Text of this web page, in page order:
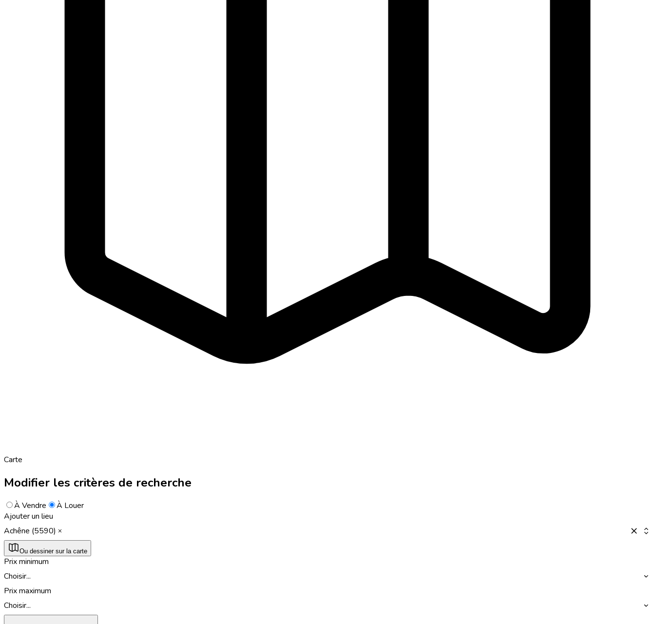
Carte
Modifier les critères de recherche
À Vendre
À Louer
Ajouter un lieu
Achêne (5590)
Ou dessiner sur la carte
Prix minimum
Choisir...
Prix maximum
Choisir...